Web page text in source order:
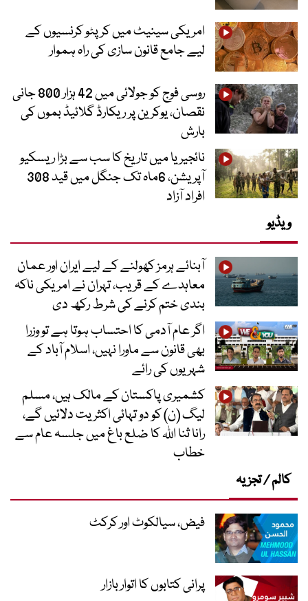
امریکی سینیٹ میں کرپٹو کرنسیوں کے
لیے جامع قانون سازی کی راہ ہموار
روسی فوج کو جولائی میں 42 ہزار 800 جانی
نقصان، یوکرین پر ریکارڈ گلائیڈ بموں کی
بارش
نائجیریا میں تاریخ کا سب سے بڑا ریسکیو
آپریشن، 6ماہ تک جنگل میں قید 308
افراد آزاد
ویڈیو
آبنائے ہرمز کھولنے کے لیے ایران اور عمان
معاہدے کے قریب، تہران نے امریکی ناکہ
بندی ختم کرنے کی شرط رکھ دی
اگر عام آدمی کا احتساب ہوتا ہے تو وزرا
بھی قانون سے ماورا نہیں، اسلام آباد کے
شہریوں کی رائے
کشمیری پاکستان کے مالک ہیں، مسلم
لیگ (ن) کو دو تہائی اکثریت دلائیں گے،
رانا ثنا اللہ کا ضلع باغ میں جلسہ عام سے
خطاب
کالم / تجزیہ
فیض، سیالکوٹ اور کرکٹ
پرانی کتابوں کا اتوار بازار